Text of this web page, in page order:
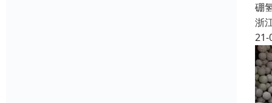
硼
浙
21-